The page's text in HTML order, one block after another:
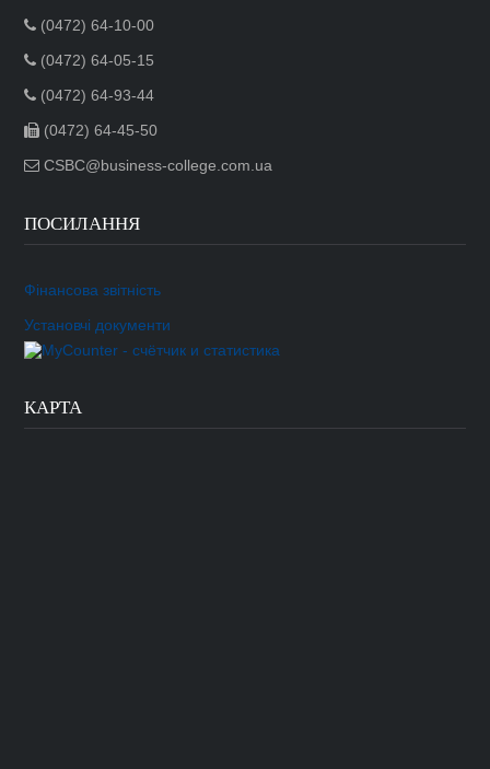
(0472) 64-10-00
(0472) 64-05-15
(0472) 64-93-44
(0472) 64-45-50
CSBC@business-college.com.ua
ПОСИЛАННЯ
Фінансова звітність
Установчі документи
КАРТА